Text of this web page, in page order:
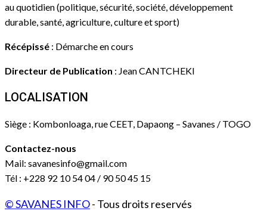
au quotidien (politique, sécurité, société, développement
durable, santé, agriculture, culture et sport)
Récépissé : Démarche en cours
Directeur de Publication : Jean CANTCHEKI
LOCALISATION
Siège : Kombonloaga, rue CEET, Dapaong – Savanes / TOGO
Contactez-nous
Mail: savanesinfo@gmail.com
Tél : +228 92 10 54 04 / 90 50 45 15
© SAVANES INFO- Tous droits reservés